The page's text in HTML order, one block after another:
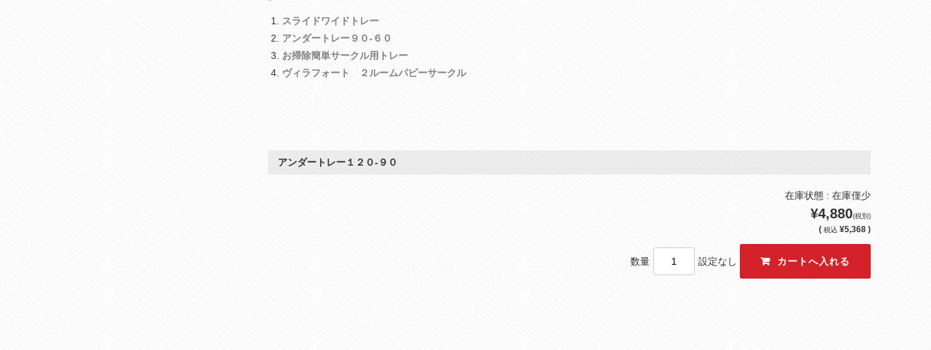
スライドワイドトレー
アンダートレー９０‐６０
お掃除簡単サークル用トレー
ヴィラフォート ２ルームパピーサークル
アンダートレー１２０‐９０
在庫状態 : 在庫僅少
¥4,880(税別)
( 税込 ¥5,368 )
数量 設定なし